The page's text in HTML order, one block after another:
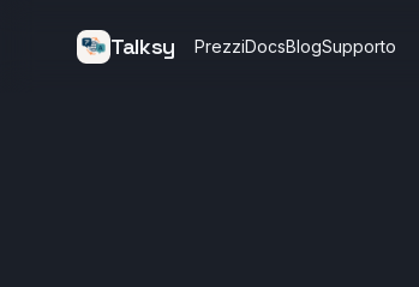
Talksy PrezziDocsBlogSupporto